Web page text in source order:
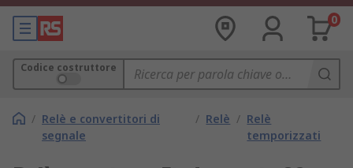
0
Codice costruttore
/ Relè e convertitori di
segnale
/ Relè / Relè
temporizzati